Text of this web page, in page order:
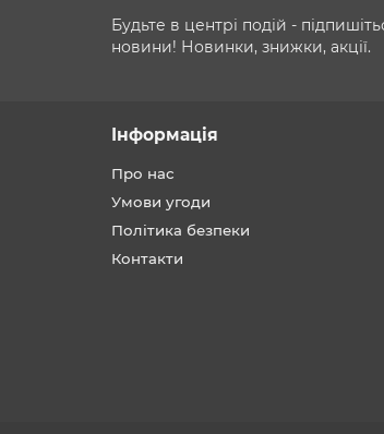
Будьте в центрі подій -
новини! Новинки, знижки, акції.
Інформація
Про нас
Умови угоди
Політика безпеки
Контакти